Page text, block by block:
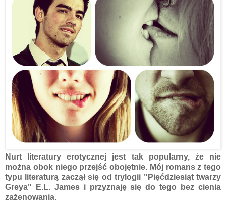
Nurt literatury erotycznej jest tak popularny, że nie
można obok niego przejść obojętnie. Mój romans z tego
typu literaturą zaczął się od trylogii "Pięćdziesiąt twarzy
Greya" E.L. James i przyznaję się do tego bez cienia
zażenowania.